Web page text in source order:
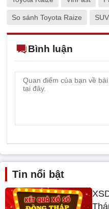
hay Kia
Toyota
xuất pin
So sánh Toyota Raize
Bình luận